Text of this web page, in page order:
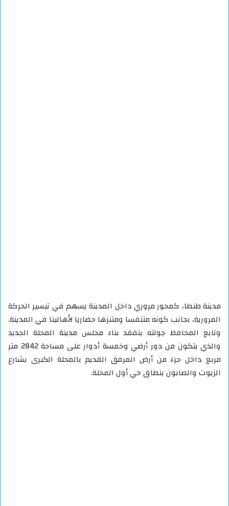
مدينة طنطا، كمحور مروري داخل المدينة يسهم في تيسير الحركة
المرورية، بجانب كونه متنفسا ومتنزها حضاريا لأهالينا في المدينة.
وتابع المحافظ جولته بتفقد بناء مجلس مدينة المحلة الجديد
والذي يتكون من دور أرضي وخمسة أدوار على مساحة 2842 متر
مربع داخل جزء من أرض المرفق القديم بالمحلة الكبرى بشارع
الزيوت والصابون بنطاق حي أول المحلة.